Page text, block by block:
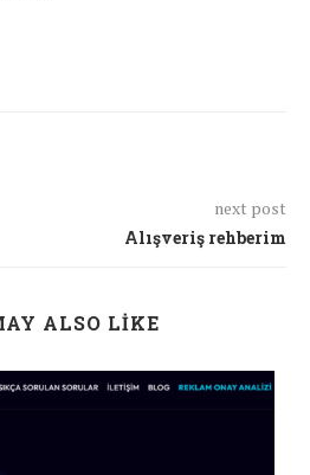
next post
Alışveriş rehberim
ALSO LIKE